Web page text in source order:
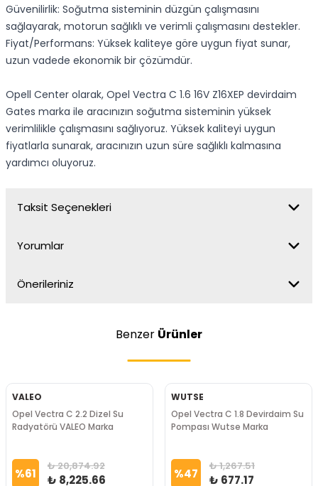
Güvenilirlik: Soğutma sisteminin düzgün çalışmasını
sağlayarak, motorun sağlıklı ve verimli çalışmasını destekler.
Fiyat/Performans: Yüksek kaliteye göre uygun fiyat sunar,
uzun vadede ekonomik bir çözümdür.
Opell Center olarak, Opel Vectra C 1.6 16V Z16XEP devirdaim
Gates marka ile aracınızın soğutma sisteminin yüksek
verimlilikle çalışmasını sağlıyoruz. Yüksek kaliteyi uygun
fiyatlarla sunarak, aracınızın uzun süre sağlıklı kalmasına
yardımcı oluyoruz.
Taksit Seçenekleri
Yorumlar
Önerileriniz
Benzer Ürünler
VALEO
Opel Vectra C 2.2 Dizel Su
Radyatörü VALEO Marka
%61 ₺ 20,874.92
₺ 8,225.66
WUTSE
Opel Vectra C 1.8 Devirdaim Su
Pompası Wutse Marka
%47 ₺ 1,267.51
₺ 677.17